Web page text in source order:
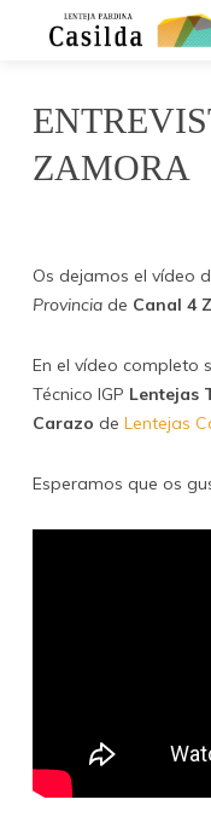
DÓNDE
CONTACTO
NOTICIAS
ZAMORA
Os dejamos el vídeo
Provinciade Canal 4
En el vídeo completo
Técnico IGP Lentejas
Carazo de Lentejas
Esperamos que os